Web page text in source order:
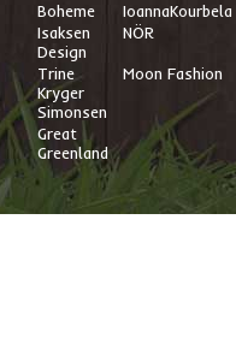
Boheme IoannaKourbela
Isaksen
Design
NÖR
Trine
Kryger
Simonsen
Moon Fashion
Great
Greenland